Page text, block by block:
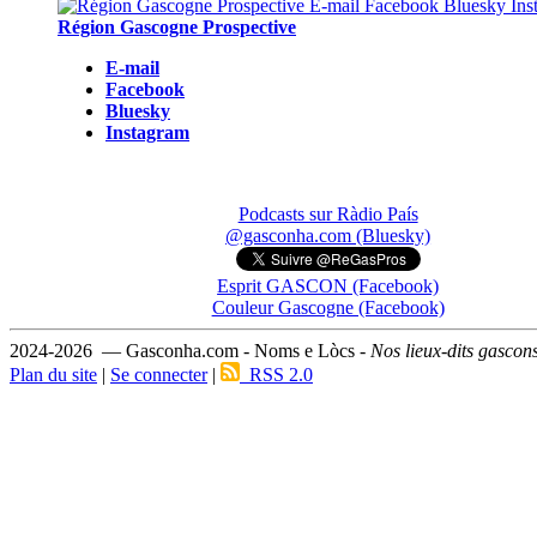
Région Gascogne Prospective
E-mail
Facebook
Bluesky
Instagram
Podcasts sur Ràdio País
@gasconha.com (Bluesky)
Esprit GASCON (Facebook)
Couleur Gascogne (Facebook)
2024-2026 — Gasconha.com - Noms e Lòcs - Nos lieux-dits
Plan du site | Se connecter| RSS 2.0